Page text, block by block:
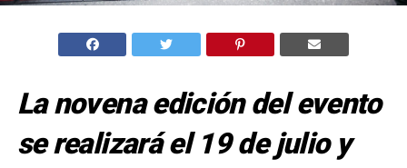
La novena edición del evento
se realizará el 19 de julio y